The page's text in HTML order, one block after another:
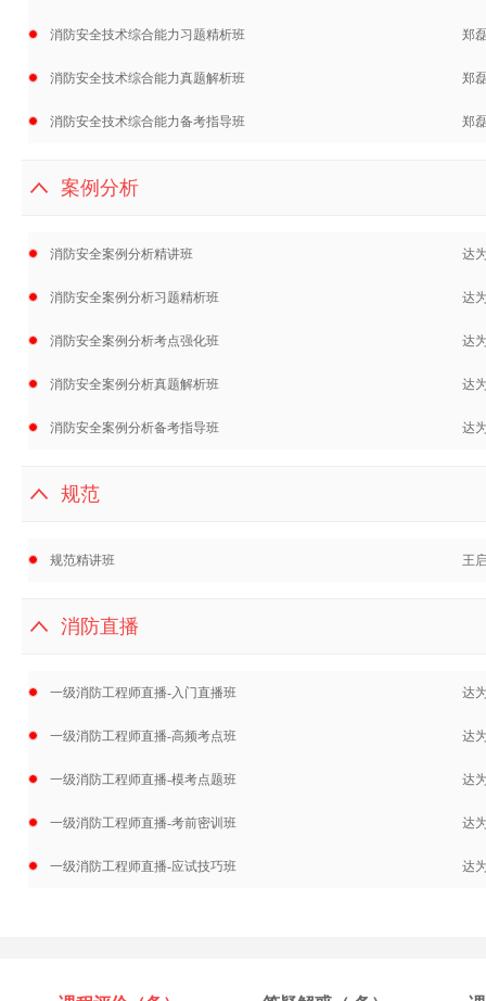
消防安全技术综合能力习题精析班 郑
消防安全技术综合能力真题解析班 郑
消防安全技术综合能力备考指导班 郑
案例分析
消防安全案例分析精讲班 达
消防安全案例分析习题精析班 达
消防安全案例分析考点强化班 达
消防安全案例分析真题解析班 达
消防安全案例分析备考指导班 达
规范
规范精讲班 王
消防直播
一级消防工程师直播-入门直播班 达
一级消防工程师直播-高频考点班 达
一级消防工程师直播-模考点题班 达
一级消防工程师直播-考前密训班 达
一级消防工程师直播-应试技巧班 达